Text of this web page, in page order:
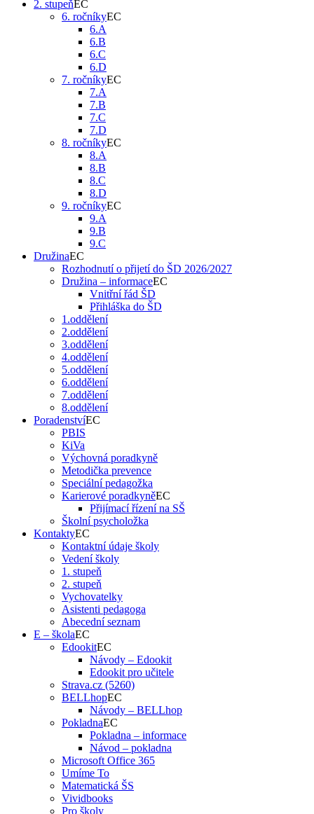
2. stupeň
6. ročníky
6.A
6.B
6.C
6.D
7. ročníky
7.A
7.B
7.C
7.D
8. ročníky
8.A
8.B
8.C
8.D
9. ročníky
9.A
9.B
9.C
Družina
Rozhodnutí o přijetí do ŠD 2026/2027
Družina – informace
Vnitřní řád ŠD
Přihláška do ŠD
1.oddělení
2.oddělení
3.oddělení
4.oddělení
5.oddělení
6.oddělení
7.oddělení
8.oddělení
Poradenství
PBIS
KiVa
Výchovná poradkyně
Metodička prevence
Speciální pedagožka
Karierové poradkyně
Přijímací řízení na SŠ
Školní psycholožka
Kontakty
Kontaktní údaje školy
Vedení školy
1. stupeň
2. stupeň
Vychovatelky
Asistenti pedagoga
Abecední seznam
E – škola
Edookit
Návody – Edookit
Edookit pro učitele
Strava.cz (5260)
BELLhop
Návody – BELLhop
Pokladna
Pokladna – informace
Návod – pokladna
Microsoft Office 365
Umíme To
Matematická ŠS
Vividbooks
Pro školy